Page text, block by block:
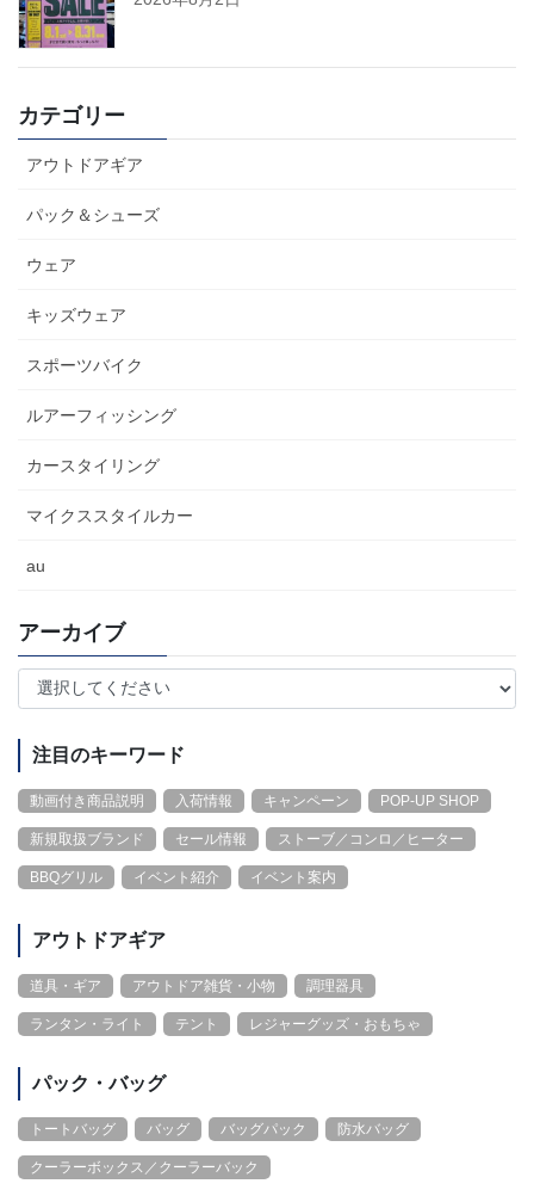
カテゴリー
アウトドアギア
パック＆シューズ
ウェア
キッズウェア
スポーツバイク
ルアーフィッシング
カースタイリング
マイクススタイルカー
au
アーカイブ
注目のキーワード
動画付き商品説明 入荷情報 キャンペーン POP-UP SHOP
新規取扱ブランド セール情報 ストーブ／コンロ／ヒーター
BBQグリル イベント紹介 イベント案内
アウトドアギア
道具・ギア アウトドア雑貨・小物 調理器具
ランタン・ライト テント レジャーグッズ・おもちゃ
パック・バッグ
トートバッグ バッグ バッグパック 防水バッグ
クーラーボックス／クーラーバック